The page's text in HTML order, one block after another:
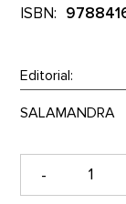
ISBN:
Editorial:
-